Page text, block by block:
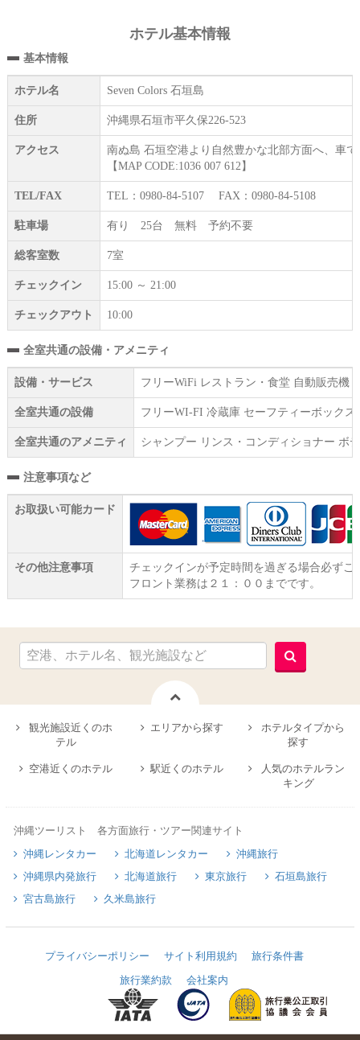
ホテル基本情報
基本情報
ホテル名 Seven Colors 石垣島
住所 沖縄県石垣市平久保226-523
アクセス
南ぬ島 石垣空港より自然豊かな北部方面へ、車で
【MAP CODE:1036 007 612】
TEL/FAX TEL：0980-84-5107 FAX：0980-84-5108
駐車場 有り 25台 無料 予約不要
総客室数 7室
チェックイン 15:00 ～ 21:00
チェックアウト 10:00
全室共通の設備・アメニティ
設備・サービス フリーWiFi レストラン・食堂 自動販売機
全室共通の設備 フリーWI‐FI 冷蔵庫 セーフティーボック
全室共通のアメニティ シャンプー リンス・コンディショナー ボ
注意事項など
お取扱い可能カード
その他注意事項
チェックインが予定時間を過ぎる場合必ずご
フロント業務は２１：００までです。
観光施設近くのホ
テル
エリアから探す
ホテルタイプから
探す
空港近くのホテル 駅近くのホテル
人気のホテルラン
キング
沖縄ツーリスト 各方面旅行・ツアー関連サイト
沖縄レンタカー
北海道レンタカー
沖縄旅行
沖縄県内発旅行
北海道旅行 東京旅行
石垣島旅行
宮古島旅行
久米島旅行
プライバシーポリシー サイト利用規約
旅行条件書
旅行業約款
会社案内